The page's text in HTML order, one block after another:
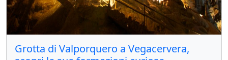
Grotta di Valporquero a Vegacervera,